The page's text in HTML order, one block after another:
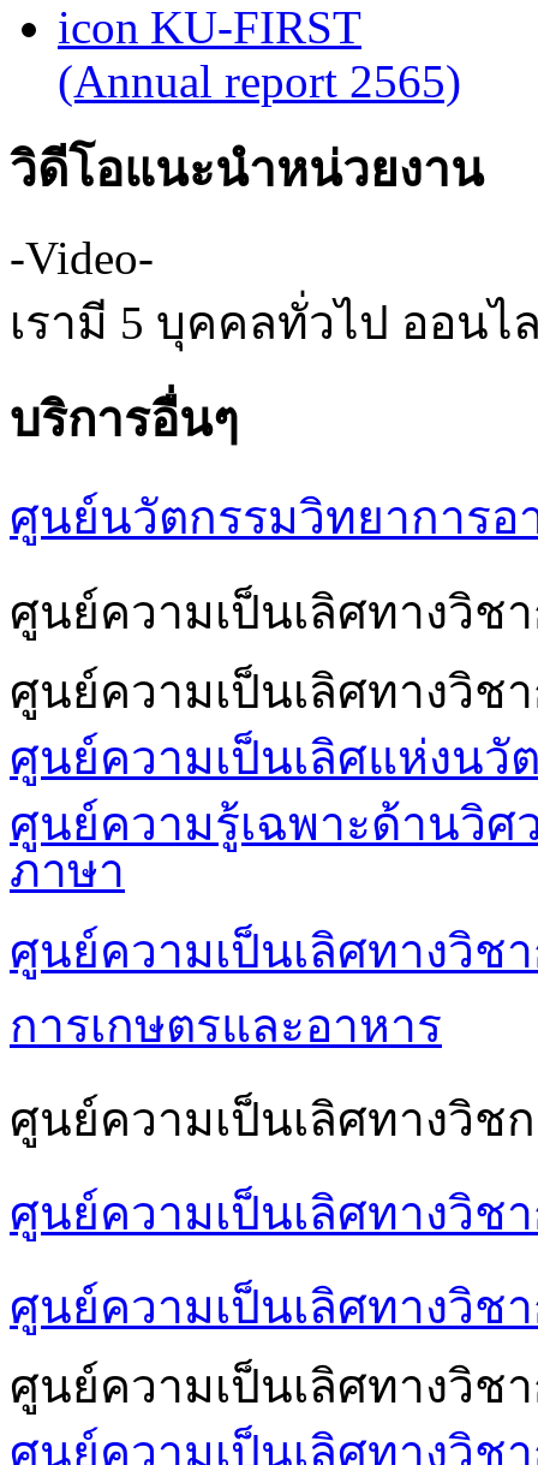
KU-FIRST
(Annual report 2565)
วิดีโอแนะนำหน่วยงาน
-Video-
เรามี 5 บุคคลทั่วไป ออนไ
บริการอื่นๆ
ศูนย์นวัตกรรมวิทยาการอ
ศูนย์ความเป็นเลิศทางวิช
ศูนย์ความเป็นเลิศทางวิ
ศูนย์ความเป็นเลิศแห่งนวั
ศูนย์ความรู้เฉพาะด้านวิศ
ภาษา
ศูนย์ความเป็นเลิศทางวิช
การเกษตรและอาหาร
ศูนย์ความเป็นเลิศทางวิช
ศูนย์ความเป็นเลิศทางวิช
ศูนย์ความเป็นเลิศทางวิช
ศูนย์ความเป็นเลิศทางวิช
ศูนย์ความเป็นเลิศทางวิช